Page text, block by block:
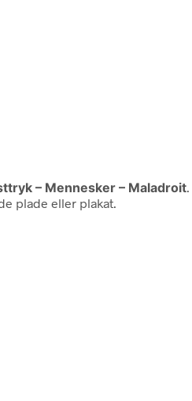
– Mennesker – Maladroit
plade eller plakat.